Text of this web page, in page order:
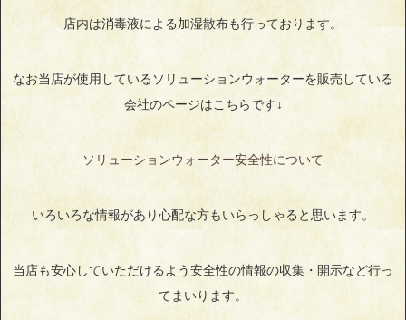
店内は消毒液による加湿散布も行っております。
なお当店が使用しているソリューションウォーターを販売している
会社のページはこちらです↓
ソリューションウォーター安全性について
いろいろな情報があり心配な方もいらっしゃると思います。
当店も安心していただけるよう安全性の情報の収集・開示など行っ
てまいります。